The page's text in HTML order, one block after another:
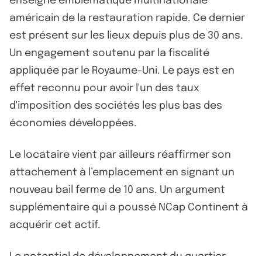
américain de la restauration rapide. Ce dernier
est présent sur les lieux depuis plus de 30 ans.
Un engagement soutenu par la fiscalité
appliquée par le Royaume-Uni. Le pays est en
effet reconnu pour avoir l'un des taux
d'imposition des sociétés les plus bas des
économies développées.
Le locataire vient par ailleurs réaffirmer son
attachement à l’emplacement en signant un
nouveau bail ferme de 10 ans. Un argument
supplémentaire qui a poussé NCap Continent à
acquérir cet actif.